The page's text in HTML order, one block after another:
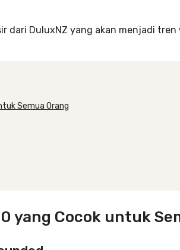
dari DuluxNZ yang akan menjadi
Semua Orang
yang Cocok untuk